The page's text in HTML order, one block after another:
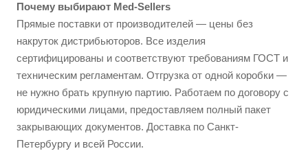
Почему выбирают Med-Sellers
Прямые поставки от производителей — цены без
накруток дистрибьюторов. Все изделия
сертифицированы и соответствуют требованиям ГОСТ и
техническим регламентам. Отгрузка от одной коробки —
не нужно брать крупную партию. Работаем по договору с
юридическими лицами, предоставляем полный пакет
закрывающих документов. Доставка по Санкт-
Петербургу и всей России.